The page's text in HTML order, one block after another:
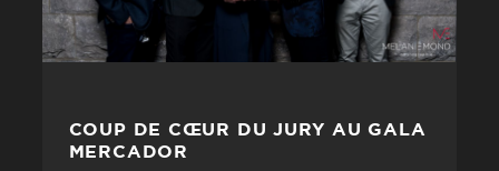
COUP DE CŒUR DU JURY AU GALA
MERCADOR